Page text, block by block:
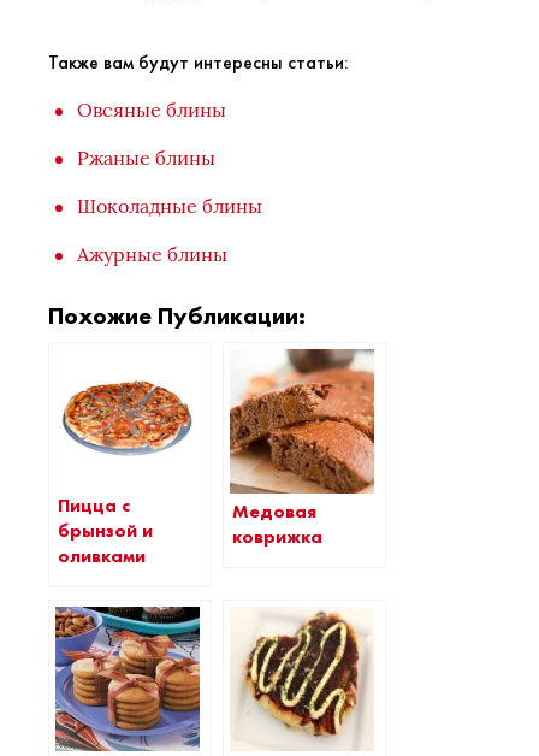
Также вам будут интересны статьи:
Овсяные блины
Ржаные блины
Шоколадные блины
Ажурные блины
Похожие Публикации:
Пицца с
брынзой и
оливками
Медовая
коврижка